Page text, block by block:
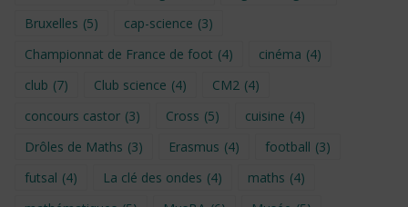
Bruxelles (5) cap-science (3)
Championnat de France de foot (4) cinéma (4)
club (7) Club science (4) CM2 (4)
concours castor (3) Cross (5) cuisine (4)
Drôles de Maths (3) Erasmus (4) football (3)
futsal (4) La clé des ondes (4) maths (4)